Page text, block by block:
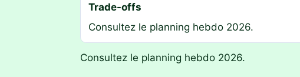
Trade-offs
Consultez le planning hebdo 2026.
Consultez le planning hebdo 2026.